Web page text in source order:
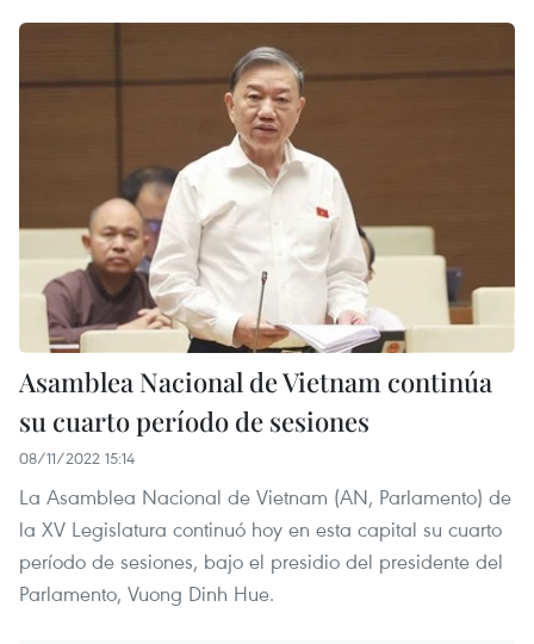
Asamblea Nacional de Vietnam continúa
su cuarto período de sesiones
08/11/2022 15:14
La Asamblea Nacional de Vietnam (AN, Parlamento) de
la XV Legislatura continuó hoy en esta capital su cuarto
período de sesiones, bajo el presidio del presidente del
Parlamento, Vuong Dinh Hue.